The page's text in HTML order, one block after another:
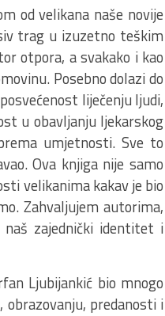
od velikana naše novije
trag u izuzetno teškim
otpora, a svakako i kao
Posebno dolazi do
liječenju ljudi,
u obavljanju ljekarskog
umjetnosti. Sve to
Ova knjiga nije samo
velikanima kakav je bio
Zahvaljujem autorima,
zajednički identitet i
Ljubijankić bio mnogo
predanosti i